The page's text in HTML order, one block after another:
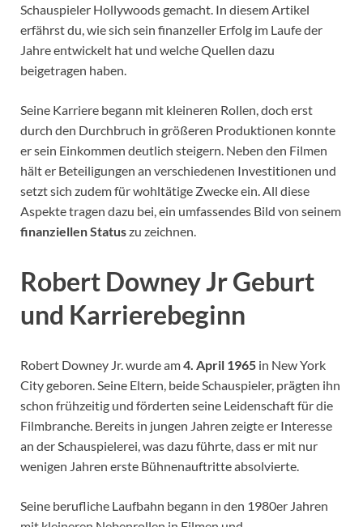
Schauspieler Hollywoods gemacht. In diesem Artikel
erfährst du, wie sich sein finanzeller Erfolg im Laufe der
Jahre entwickelt hat und welche Quellen dazu
beigetragen haben.
Seine Karriere begann mit kleineren Rollen, doch erst
durch den Durchbruch in größeren Produktionen konnte
er sein Einkommen deutlich steigern. Neben den Filmen
hält er Beteiligungen an verschiedenen Investitionen und
setzt sich zudem für wohltätige Zwecke ein. All diese
Aspekte tragen dazu bei, ein umfassendes Bild von seinem
finanziellen Statuszu zeichnen.
Robert Downey Jr Geburt
und Karrierebeginn
Robert Downey Jr. wurde am4. April 1965 in New York
City geboren. Seine Eltern, beide Schauspieler, prägten ihn
schon frühzeitig und förderten seine Leidenschaft für die
Filmbranche. Bereits in jungen Jahren zeigte er Interesse
an der Schauspielerei, was dazu führte, dass er mit nur
wenigen Jahren erste Bühnenauftritte absolvierte.
Seine berufliche Laufbahn begann in den 1980er Jahren